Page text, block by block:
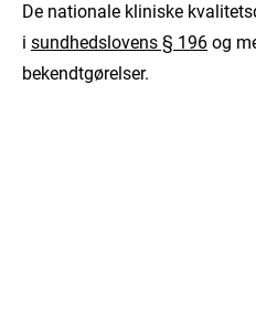
De nationale kliniske
i sundhedslovens § 196 og
bekendtgørelser.